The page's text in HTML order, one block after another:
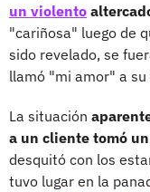
un violento
"cariñosa" luego de
sido revelado, se
llamó "mi amor" a su
La situación
a un cliente tomó
desquitó con los
tuvo lugar en la